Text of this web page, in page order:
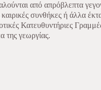
από απρόβλεπτα
συνθήκες ή άλλα
Κατευθυντήριες
της γεωργίας.